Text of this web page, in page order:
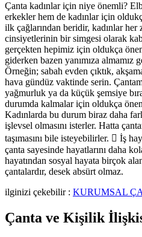
Çanta kadınlar için niye önemli?
erkekler hem de kadınlar için
ilk çağlarından beridir, kadınlar
cinsiyetlerinin bir simgesi olarak
gerçekten hepimiz için oldukça
giderken bazen yanımıza
Örneğin; sabah evden çıktık,
hava gündüz vaktinde serin.
yağmurluk ya da küçük şemsiye
durumda kalmalar için oldukça
Kadınlarda bu durum biraz daha
işlevsel olmasını isterler. Hatta
taşımasını bile isteyebilirler.  İş
çanta sayesinde hayatlarını daha
hayatından sosyal hayata birçok
çantalardır, desek absürt olmaz.
ilginizi çekebilir : KURUMSAL
Çanta ve Kişilik